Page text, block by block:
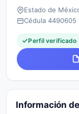
Estado de
Cédula 4490605
Perfil verificado
Información